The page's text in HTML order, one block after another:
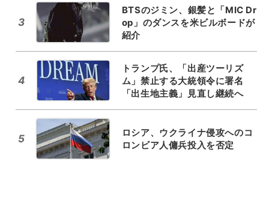
3
BTSのジミン、銀髪と「MIC Dr
op」のダンスを米ビルボードが
紹介
4
トランプ氏、「出産ツーリズ
ム」禁止する大統領令に署名
「出生地主義」見直し継続へ
5
ロシア、ウクライナ侵攻へのコ
ロンビア人傭兵投入を否定